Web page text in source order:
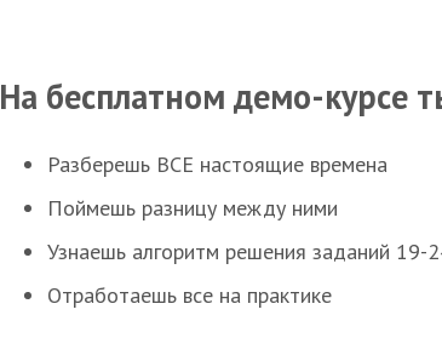
На бесплатном демо-курсе
Разберешь ВСЕ настоящие времена
Поймешь разницу между ними
Узнаешь алгоритм решения заданий 19-
Отработаешь все на практике